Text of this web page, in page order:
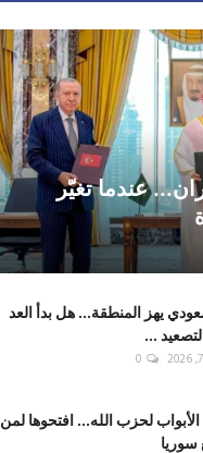
عندما تغيّر
يهز المنطقة... هل بدأ العد
لتصعيد ...
0
لحزب الله... افتحوها لمن